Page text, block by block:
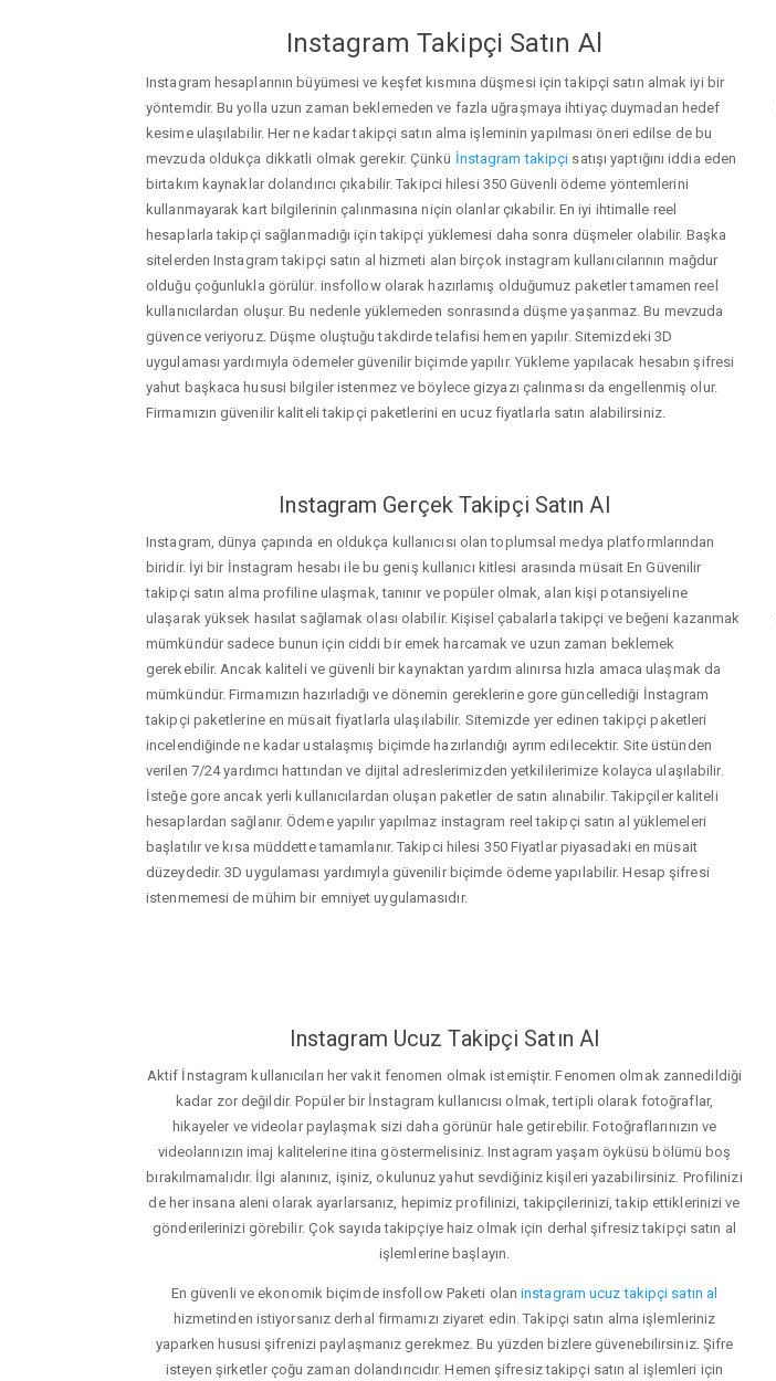
Instagram Takipçi Satın Al
Instagram hesaplarının büyümesi ve keşfet kısmına düşmesi için takipçi satın almak iyi bir
yöntemdir. Bu yolla uzun zaman beklemeden ve fazla uğraşmaya ihtiyaç duymadan hedef
kesime ulaşılabilir. Her ne kadar takipçi satın alma işleminin yapılması öneri edilse de bu
mevzuda oldukça dikkatli olmak gerekir. Çünkü İnstagram takipçi satışı yaptığını iddia eden
birtakım kaynaklar dolandırıcı çıkabilir. Takipci hilesi 350 Güvenli ödeme yöntemlerini
kullanmayarak kart bilgilerinin çalınmasına niçin olanlar çıkabilir. En iyi ihtimalle reel
hesaplarla takipçi sağlanmadığı için takipçi yüklemesi daha sonra düşmeler olabilir. Başka
sitelerden Instagram takipçi satın al hizmeti alan birçok instagram kullanıcılarının mağdur
olduğu çoğunlukla görülür. insfollow olarak hazırlamış olduğumuz paketler tamamen reel
kullanıcılardan oluşur. Bu nedenle yüklemeden sonrasında düşme yaşanmaz. Bu mevzuda
güvence veriyoruz. Düşme oluştuğu takdirde telafisi hemen yapılır. Sitemizdeki 3D
uygulaması yardımıyla ödemeler güvenilir biçimde yapılır. Yükleme yapılacak hesabın şifresi
yahut başkaca hususi bilgiler istenmez ve böylece gizyazı çalınması da engellenmiş olur.
Firmamızın güvenilir kaliteli takipçi paketlerini en ucuz fiyatlarla satın alabilirsiniz.
Instagram Gerçek Takipçi Satın Al
Instagram, dünya çapında en oldukça kullanıcısı olan toplumsal medya platformlarından
biridir. İyi bir İnstagram hesabı ile bu geniş kullanıcı kitlesi arasında müsait En Güvenilir
takipçi satın alma profiline ulaşmak, tanınır ve popüler olmak, alan kişi potansiyeline
ulaşarak yüksek hasılat sağlamak olası olabilir. Kişisel çabalarla takipçi ve beğeni kazanmak
mümkündür sadece bunun için ciddi bir emek harcamak ve uzun zaman beklemek
gerekebilir. Ancak kaliteli ve güvenli bir kaynaktan yardım alınırsa hızla amaca ulaşmak da
mümkündür. Firmamızın hazırladığı ve dönemin gereklerine gore güncellediği İnstagram
takipçi paketlerine en müsait fiyatlarla ulaşılabilir. Sitemizde yer edinen takipçi paketleri
incelendiğinde ne kadar ustalaşmış biçimde hazırlandığı ayrım edilecektir. Site üstünden
verilen 7/24 yardımcı hattından ve dijital adreslerimizden yetkililerimize kolayca ulaşılabilir.
İsteğe gore ancak yerli kullanıcılardan oluşan paketler de satın alınabilir. Takipçiler kaliteli
hesaplardan sağlanır. Ödeme yapılır yapılmaz instagram reel takipçi satın al yüklemeleri
başlatılır ve kısa müddette tamamlanır. Takipci hilesi 350 Fiyatlar piyasadaki en müsait
düzeydedir. 3D uygulaması yardımıyla güvenilir biçimde ödeme yapılabilir. Hesap şifresi
istenmemesi de mühim bir emniyet uygulamasıdır.
Instagram Ucuz Takipçi Satın Al
Aktif İnstagram kullanıcıları her vakit fenomen olmak istemiştir. Fenomen olmak zannedildiği
kadar zor değildir. Popüler bir İnstagram kullanıcısı olmak, tertipli olarak fotoğraflar,
hikayeler ve videolar paylaşmak sizi daha görünür hale getirebilir. Fotoğraflarınızın ve
videolarınızın imaj kalitelerine itina göstermelisiniz. Instagram yaşam öyküsü bölümü boş
bırakılmamalıdır. İlgi alanınız, işiniz, okulunuz yahut sevdiğiniz kişileri yazabilirsiniz. Profilinizi
de her insana aleni olarak ayarlarsanız, hepimiz profilinizi, takipçilerinizi, takip ettiklerinizi ve
gönderilerinizi görebilir. Çok sayıda takipçiye haiz olmak için derhal şifresiz takipçi satın al
işlemlerine başlayın.
En güvenli ve ekonomik biçimde insfollow Paketi olaninstagram ucuz takipçi satın al
hizmetinden istiyorsanız derhal firmamızı ziyaret edin. Takipçi satın alma işlemleriniz
yaparken hususi şifrenizi paylaşmanız gerekmez. Bu yüzden bizlere güvenebilirsiniz. Şifre
isteyen şirketler çoğu zaman dolandırıcıdır. Hemen şifresiz takipçi satın al işlemleri için